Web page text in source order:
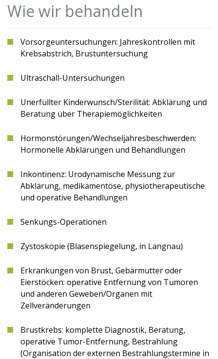
Wie wir behandeln
Vorsorgeuntersuchungen: Jahreskontrollen mit
Krebsabstrich, Brustuntersuchung
Ultraschall-Untersuchungen
Unerfüllter Kinderwunsch/Sterilität: Abklärung und
Beratung über Therapiemöglichkeiten
Hormonstörungen/Wechseljahresbeschwerden:
Hormonelle Abklärungen und Behandlungen
Inkontinenz: Urodynamische Messung zur
Abklärung, medikamentöse, physiotherapeutische
und operative Behandlungen
Senkungs-Operationen
Zystoskopie (Blasenspiegelung, in Langnau)
Erkrankungen von Brust, Gebärmutter oder
Eierstöcken: operative Entfernung von Tumoren
und anderen Geweben/Organen mit
Zellveränderungen
Brustkrebs: komplette Diagnostik, Beratung,
operative Tumor-Entfernung, Bestrahlung
(Organisation der externen Bestrahlungstermine in